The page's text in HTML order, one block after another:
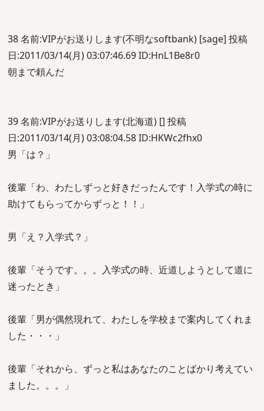
38 名前:VIPがお送りします(不明なsoftbank) [sage] 投稿
日:2011/03/14(月) 03:07:46.69 ID:HnL1Be8r0
朝まで頼んだ
39 名前:VIPがお送りします(北海道) [] 投稿
日:2011/03/14(月) 03:08:04.58 ID:HKWc2fhx0
男「は？」
後輩「わ、わたしずっと好きだったんです！入学式の時に
助けてもらってからずっと！！」
男「え？入学式？」
後輩「そうです。。。入学式の時、近道しようとして道に
迷ったとき」
後輩「男が偶然現れて、わたしを学校まで案内してくれま
した・・・」
後輩「それから、ずっと私はあなたのことばかり考えてい
ました。。。」